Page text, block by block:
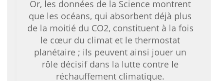
Or, les données de la Science montrent
que les océans, qui absorbent déjà plus
de la moitié du CO2, constituent à la fois
le cœur du climat et le thermostat
planétaire ; ils peuvent ainsi jouer un
rôle décisif dans la lutte contre le
réchauffement climatique.